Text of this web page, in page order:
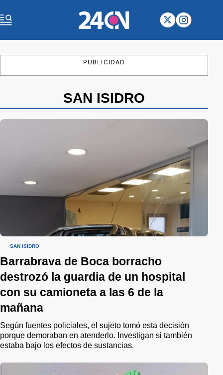
PUBLICIDAD
SAN ISIDRO
SAN ISIDRO
Barrabrava de Boca borracho
destrozó la guardia de un hospital
con su camioneta a las 6 de la
mañana
Según fuentes policiales, el sujeto tomó esta decisión
porque demoraban en atenderlo. Investigan si también
estaba bajo los efectos de sustancias.